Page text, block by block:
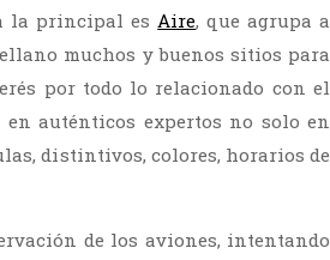
la principal esAire, que agrupa a
muchos y buenos sitios para
por todo lo relacionado con el
auténticos expertos no solo en
distintivos, colores, horarios de
de los aviones, intentando